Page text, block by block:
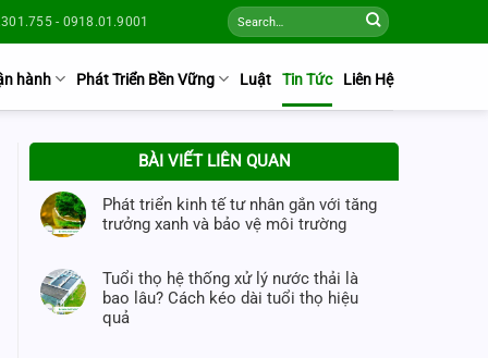
- 0918.01.9001
hành Phát Triển Bền Vững Luật Tin Tức Liên Hệ
BÀI VIẾT LIÊN QUAN
Phát triển kinh tế tư nhân gắn với tăng
trưởng xanh và bảo vệ môi trường
Tuổi thọ hệ thống xử lý nước thải là
bao lâu? Cách kéo dài tuổi thọ hiệu
quả